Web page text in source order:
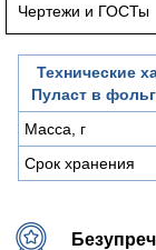
Чертежи и ГОСТы
Технические
Пуласт в
Масса, г
Срок хранения